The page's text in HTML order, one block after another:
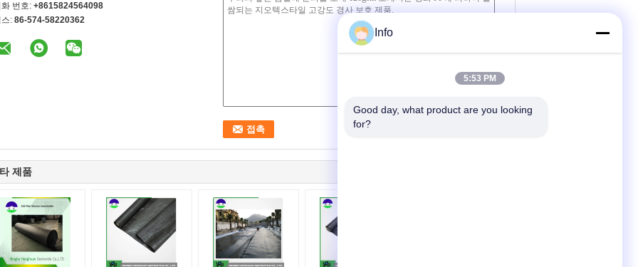
번호: +8615824564098
: 86-574-58220362
/ 3000)
제품
Info
5:53 PM
Good day, what product are you looking
for?